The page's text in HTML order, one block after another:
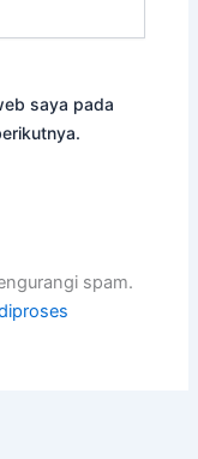
saya pada
spam.